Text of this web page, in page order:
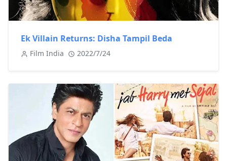
Ek Villain Returns: Disha Tampil Beda
Film India 2022/7/24